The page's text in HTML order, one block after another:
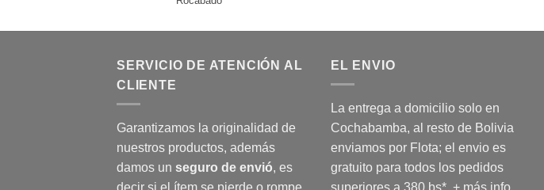
SERVICIO DE ATENCIÓN AL
CLIENTE
Garantizamos la originalidad de
nuestros productos, además
damos un seguro de envió, es
decir si el ítem se pierde o rompe
EL ENVIO
La entrega a domicilio solo en
Cochabamba, al resto de Bolivia
enviamos por Flota; el envio es
gratuito para todos los pedidos
superiores a 380 bs*. + más info